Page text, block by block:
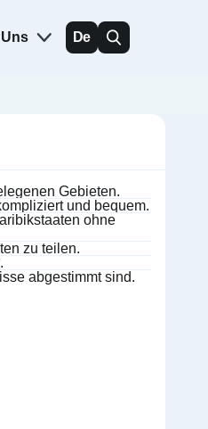
De
Gebieten.
und bequem.
ohne
zu teilen.
abgestimmt sind.